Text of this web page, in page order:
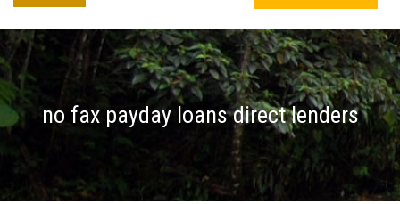
main
no fax payday loans direct lenders